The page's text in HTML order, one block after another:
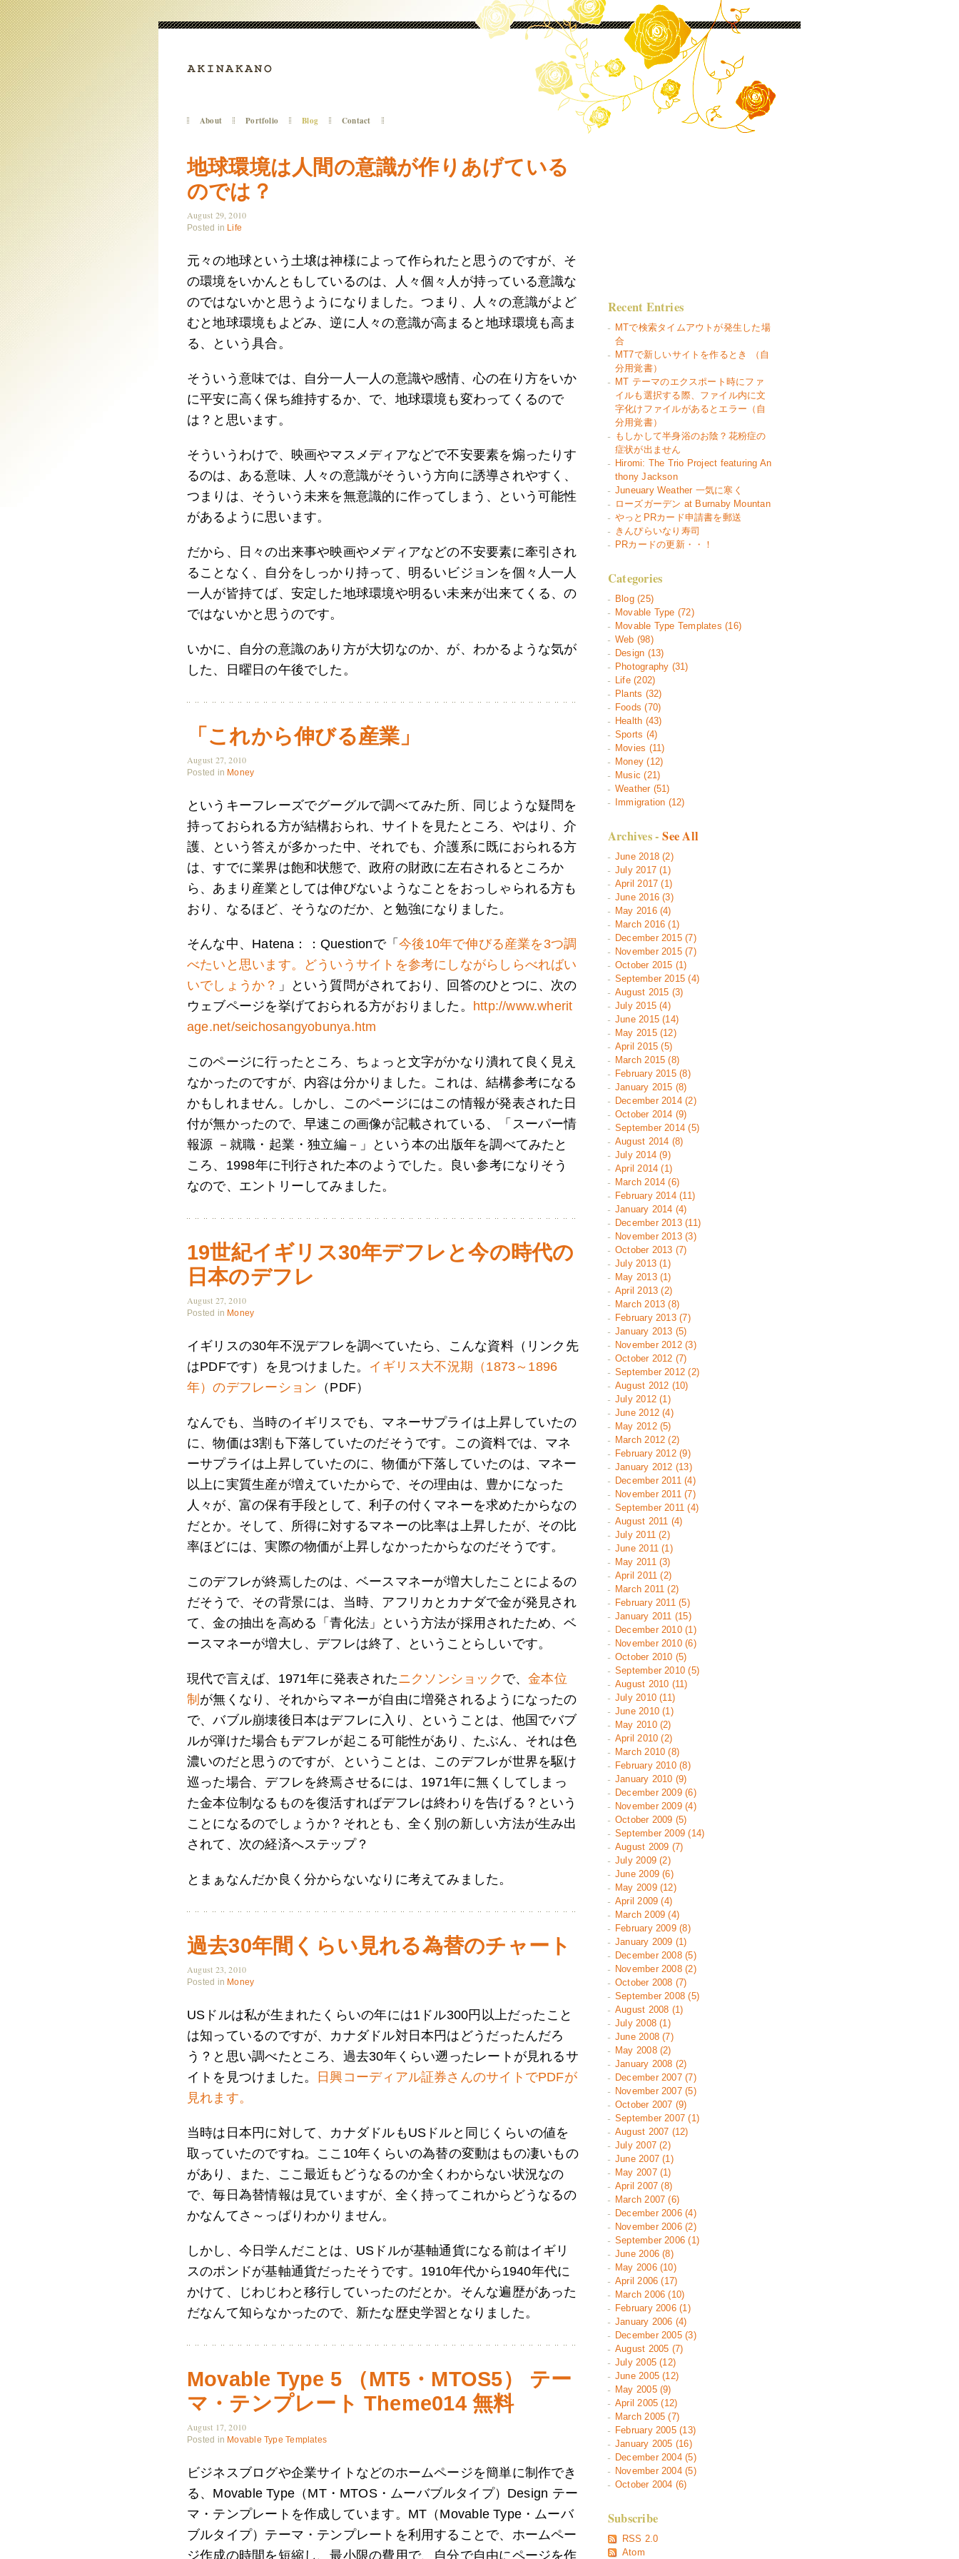
About Portfolio Blog Contact
地球環境は人間の意識が作りあげている
のでは？
August 29, 2010
Posted in Life
元々の地球という土壌は神様によって作られたと思うのですが、そ
の環境をいかんともしているのは、人々個々人が持っている意識な
のではないかと思うようになりました。つまり、人々の意識がよど
むと地球環境もよどみ、逆に人々の意識が高まると地球環境も高ま
る、という具合。
そういう意味では、自分一人一人の意識や感情、心の在り方をいか
に平安に高く保ち維持するか、で、地球環境も変わってくるので
は？と思います。
そういうわけで、映画やマスメディアなどで不安要素を煽ったりす
るのは、ある意味、人々の意識がそういう方向に誘導されやすく、
つまりは、そういう未来を無意識的に作ってしまう、という可能性
があるように思います。
だから、日々の出来事や映画やメディアなどの不安要素に牽引され
ることなく、自分をしっかり持って、明るいビジョンを個々人一人
一人が皆持てば、安定した地球環境や明るい未来が出来てくる、の
ではないかと思うのです。
いかに、自分の意識のあり方が大切なのか、が、わかるような気が
した、日曜日の午後でした。
「これから伸びる産業」
August 27, 2010
Posted in Money
というキーフレーズでグーグルで調べてみた所、同じような疑問を
持っておられる方が結構おられ、サイトを見たところ、やはり、介
護、という答えが多かった中、それでも、介護系に既におられる方
は、すでに業界は飽和状態で、政府の財政に左右されるところか
ら、あまり産業としては伸びないようなことをおっしゃられる方も
おり、なるほど、そうなのだか、と勉強になりました。
そんな中、Hatena：：Questionで「今後10年で伸びる産業を3つ調
べたいと思います。どういうサイトを参考にしながらしらべればい
いでしょうか？ 」という質問がされており、回答のひとつに、次の
ウェブページを挙げておられる方がおりました。
http://www.wherit
age.net/seichosangyobunya.htm
このページに行ったところ、ちょっと文字がかなり潰れて良く見え
なかったのですが、内容は分かりました。これは、結構参考になる
かもしれません。しかし、このページにはこの情報が発表された日
付が無かったので、早速この画像が記載されている、「スーパー情
報源 －就職・起業・独立編－」という本の出版年を調べてみたと
ころ、1998年に刊行された本のようでした。良い参考になりそう
なので、エントリーしてみました。
19世紀イギリス30年デフレと今の時代の
日本のデフレ
August 27, 2010
Posted in Money
イギリスの30年不況デフレを調べていたら、こんな資料（リンク先
はPDFです）を見つけました。 イギリス大不況期（1873～1896
年）のデフレーション （PDF）
なんでも、当時のイギリスでも、マネーサプライは上昇していたの
に、物価は3割も下落していたのだそうです。この資料では、マネ
ーサプライは上昇していたのに、物価が下落していたのは、マネー
以上に実質生産が増えていたからで、その理由は、豊かになった
人々が、富の保有手段として、利子の付くマネーを求めたからなの
だとか。そして、所得に対するマネーの比率は上昇したが、その比
率ほどには、実際の物価が上昇しなかったからなのだそうです。
このデフレが終焉したのは、ベースマネーが増大したことによるの
だそうで、その背景には、当時、アフリカとカナダで金が発見され
て、金の抽出を高める「青化法」という方法が採用されたため、ベ
ースマネーが増大し、デフレは終了、ということらしいです。
現代で言えば、1971年に発表されたニクソンショック で、金本位
制 が無くなり、それからマネーが自由に増発されるようになったの
で、バブル崩壊後日本はデフレに入り、ということは、他国でバブ
ルが弾けた場合もデフレが起こる可能性があり、たぶん、それは色
濃いのだと思うのですが、ということは、このデフレが世界を駆け
巡った場合、デフレを終焉させるには、1971年に無くしてしまっ
た金本位制なるものを復活すればデフレは終わりを告げる？という
ことになるのでしょうか？それとも、全く別の新しい方法が生み出
されて、次の経済へステップ？
とまぁなんだか良く分からないなりに考えてみました。
過去30年間くらい見れる為替のチャート
August 23, 2010
Posted in Money
USドルは私が生まれたくらいの年には1ドル300円以上だったこと
は知っているのですが、カナダドル対日本円はどうだったんだろ
う？と思い調べたところ、過去30年くらい遡ったレートが見れるサ
イトを見つけました。
日興コーディアル証券さんのサイトでPDFが
見れます。
当時は日本円に対して、カナダドルもUSドルと同じくらいの値を
取っていたのですね。ここ10年くらいの為替の変動はもの凄いもの
があり、また、ここ最近もどうなるのか全くわからない状況なの
で、毎日為替情報は見ていますが、全く持ってこれからどうなるの
かなんてさ～っぱりわかりません。
しかし、今日学んだことは、USドルが基軸通貨になる前はイギリ
スのポンドが基軸通貨だったそうです。1910年代から1940年代に
かけて、じわじわと移行していったのだとか。そんな遍歴があった
だなんて知らなかったので、新たな歴史学習となりました。
Movable Type 5 （MT5・MTOS5） テー
マ・テンプレート Theme014 無料
August 17, 2010
Posted in Movable Type Templates
ビジネスブログや企業サイトなどのホームページを簡単に制作でき
る、Movable Type（MT・MTOS・ムーバブルタイプ）Design テー
マ・テンプレートを作成しています。MT（Movable Type・ムーバ
ブルタイプ）テーマ・テンプレートを利用することで、ホームペー
ジ作成の時間を短縮し、最小限の費用で、自分で自由にページを作
Recent Entries
MTで検索タイムアウトが発生した場
合
MT7で新しいサイトを作るとき （自
分用覚書）
MT テーマのエクスポート時にファ
イルも選択する際、ファイル内に文
字化けファイルがあるとエラー（自
分用覚書）
もしかして半身浴のお陰？花粉症の
症状が出ません
Hiromi: The Trio Project featuring An
thony Jackson
Juneuary Weather 一気に寒く
ローズガーデン at Burnaby Mountan
やっとPRカード申請書を郵送
きんぴらいなり寿司
PRカードの更新・・！
Categories
Blog (25)
Movable Type (72)
Movable Type Templates (16)
Web (98)
Design (13)
Photography (31)
Life (202)
Plants (32)
Foods (70)
Health (43)
Sports (4)
Movies (11)
Money (12)
Music (21)
Weather (51)
Immigration (12)
Archives -See All
June 2018 (2)
July 2017 (1)
April 2017 (1)
June 2016 (3)
May 2016 (4)
March 2016 (1)
December 2015 (7)
November 2015 (7)
October 2015 (1)
September 2015 (4)
August 2015 (3)
July 2015 (4)
June 2015 (14)
May 2015 (12)
April 2015 (5)
March 2015 (8)
February 2015 (8)
January 2015 (8)
December 2014 (2)
October 2014 (9)
September 2014 (5)
August 2014 (8)
July 2014 (9)
April 2014 (1)
March 2014 (6)
February 2014 (11)
January 2014 (4)
December 2013 (11)
November 2013 (3)
October 2013 (7)
July 2013 (1)
May 2013 (1)
April 2013 (2)
March 2013 (8)
February 2013 (7)
January 2013 (5)
November 2012 (3)
October 2012 (7)
September 2012 (2)
August 2012 (10)
July 2012 (1)
June 2012 (4)
May 2012 (5)
March 2012 (2)
February 2012 (9)
January 2012 (13)
December 2011 (4)
November 2011 (7)
September 2011 (4)
August 2011 (4)
July 2011 (2)
June 2011 (1)
May 2011 (3)
April 2011 (2)
March 2011 (2)
February 2011 (5)
January 2011 (15)
December 2010 (1)
November 2010 (6)
October 2010 (5)
September 2010 (5)
August 2010 (11)
July 2010 (11)
June 2010 (1)
May 2010 (2)
April 2010 (2)
March 2010 (8)
February 2010 (8)
January 2010 (9)
December 2009 (6)
November 2009 (4)
October 2009 (5)
September 2009 (14)
August 2009 (7)
July 2009 (2)
June 2009 (6)
May 2009 (12)
April 2009 (4)
March 2009 (4)
February 2009 (8)
January 2009 (1)
December 2008 (5)
November 2008 (2)
October 2008 (7)
September 2008 (5)
August 2008 (1)
July 2008 (1)
June 2008 (7)
May 2008 (2)
January 2008 (2)
December 2007 (7)
November 2007 (5)
October 2007 (9)
September 2007 (1)
August 2007 (12)
July 2007 (2)
June 2007 (1)
May 2007 (1)
April 2007 (8)
March 2007 (6)
December 2006 (4)
November 2006 (2)
September 2006 (1)
June 2006 (8)
May 2006 (10)
April 2006 (17)
March 2006 (10)
February 2006 (1)
January 2006 (4)
December 2005 (3)
August 2005 (7)
July 2005 (12)
June 2005 (12)
May 2005 (9)
April 2005 (12)
March 2005 (7)
February 2005 (13)
January 2005 (16)
December 2004 (5)
November 2004 (5)
October 2004 (6)
Subscribe
RSS 2.0
Atom